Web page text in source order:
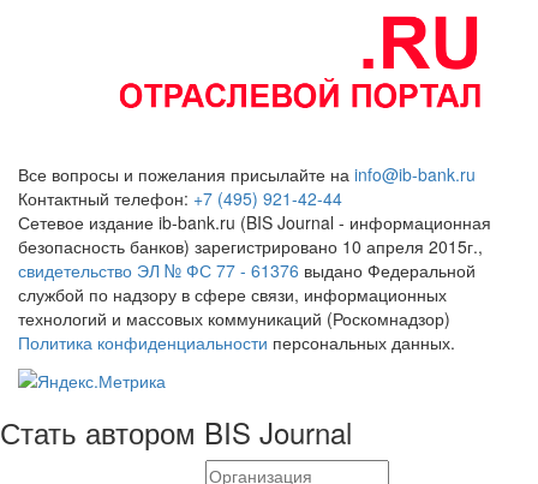
Все вопросы и пожелания присылайте на info@ib-bank.ru
Контактный телефон: +7 (495) 921-42-44
Сетевое издание ib-bank.ru (BIS Journal - информационная
безопасность банков) зарегистрировано 10 апреля 2015г.,
свидетельство ЭЛ № ФС 77 - 61376 выдано Федеральной
службой по надзору в сфере связи, информационных
технологий и массовых коммуникаций (Роскомнадзор)
Политика конфиденциальности персональных данных.
Стать автором BIS Journal